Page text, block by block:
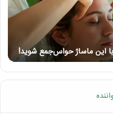
با این ماساژ حواس‌جمع شوید!
از